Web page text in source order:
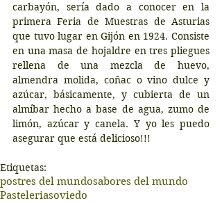
carbayón, sería dado a conocer en la
primera Feria de Muestras de Asturias
que tuvo lugar en Gijón en 1924. Consiste
en una masa de hojaldre en tres pliegues
rellena de una mezcla de huevo,
almendra molida, coñac o vino dulce y
azúcar, básicamente, y cubierta de un
almíbar hecho a base de agua, zumo de
limón, azúcar y canela. Y yo les puedo
asegurar que está delicioso!!!
Etiquetas:
postres del mundosabores del mundo
Pasteleriasoviedo